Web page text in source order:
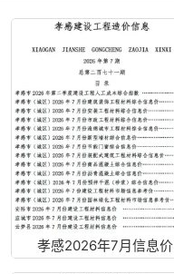
孝感2026年7月信息价